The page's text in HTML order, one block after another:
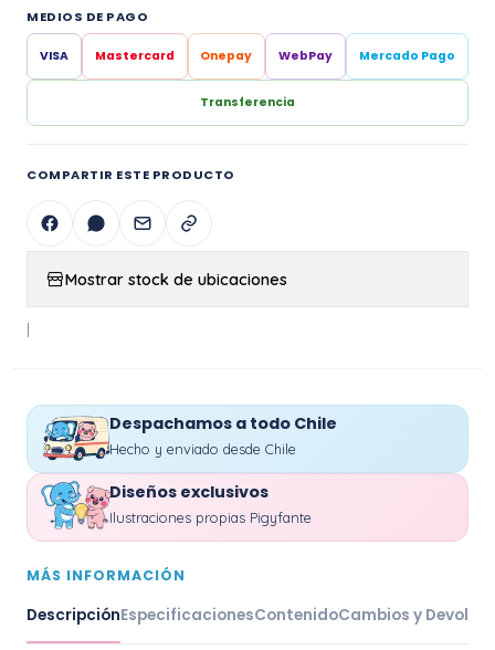
MEDIOS DE PAGO
VISA Mastercard Onepay WebPay Mercado Pago
Transferencia
COMPARTIR ESTE PRODUCTO
Mostrar stock de ubicaciones
|
Despachamos a todo Chile
Hecho y enviado desde Chile
Diseños exclusivos
Ilustraciones propias Pigyfante
MÁS INFORMACIÓN
DescripciónEspecificacionesContenidoCambios y